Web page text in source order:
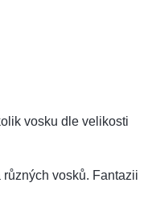
vosku dle velikosti
vosků. Fantazii